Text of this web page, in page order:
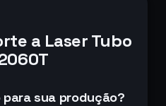
a Laser Tubo
para sua produção?